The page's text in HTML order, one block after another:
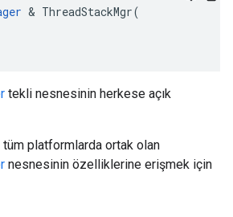
& ThreadStackMgr(
tekli nesnesinin herkese açık
tüm platformlarda ortak olan
nesnesinin özelliklerine erişmek için